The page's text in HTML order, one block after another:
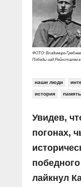
Социальные
Прямой
В знании сила
Специальный
Газета «Щит и
Журнал
О
Контакты
Вакансии
ФОТО: Владимира
Победы над Рейхстагом в
наши люди
история память
Увидев,
погонах,
лайкнул